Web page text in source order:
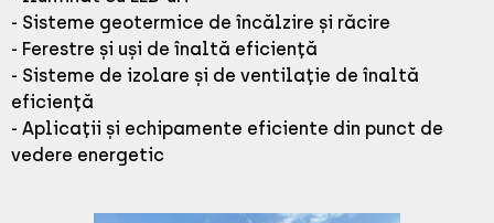
- Sisteme geotermice de încălzire și răcire
- Ferestre și uși de înaltă eficiență
- Sisteme de izolare și de ventilație de înaltă
eficiență
- Aplicații și echipamente eficiente din punct de
vedere energetic